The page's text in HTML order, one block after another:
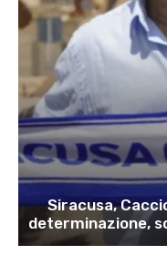
Siracusa,
determinazione,